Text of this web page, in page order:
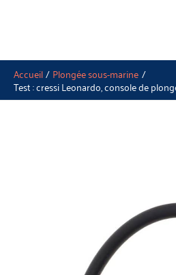
Accueil Plongée sous-marine
Test : cressi Leonardo, console de